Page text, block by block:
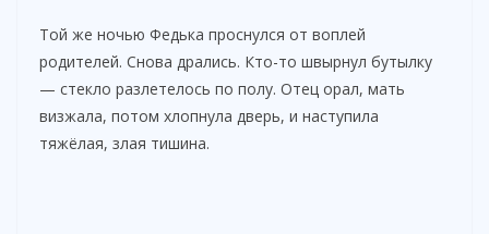
Той же ночью Федька проснулся от воплей
родителей. Снова дрались. Кто-то швырнул бутылку
— стекло разлетелось по полу. Отец орал, мать
визжала, потом хлопнула дверь, и наступила
тяжёлая, злая тишина.